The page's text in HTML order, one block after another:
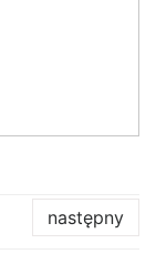
następny